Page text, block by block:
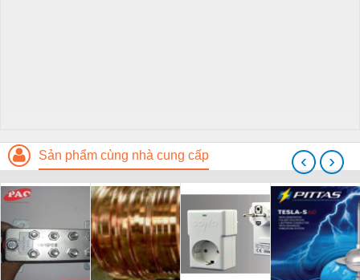
Sản phẩm cùng nhà cung cấp ‹ ›